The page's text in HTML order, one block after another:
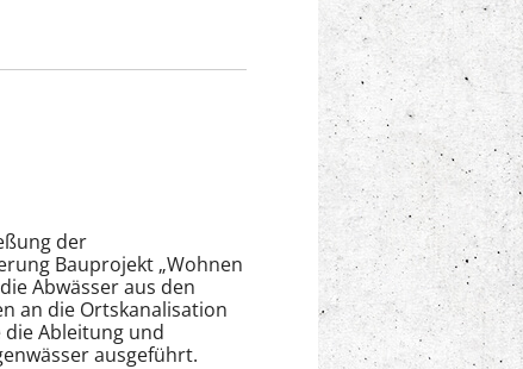
der
Bauprojekt „Wohnen
Abwässer aus den
an die Ortskanalisation
die Ableitung und
ausgeführt.